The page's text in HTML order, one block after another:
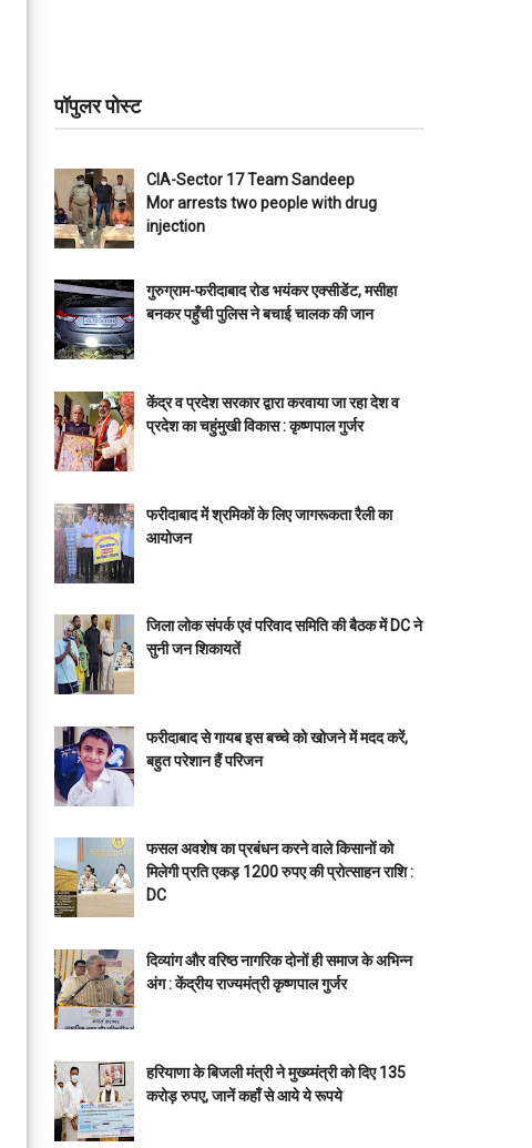
पॉपुलर पोस्ट
CIA-Sector 17 Team Sandeep
Mor arrests two people with drug
injection
गुरुग्राम-फरीदाबाद रोड भयंकर एक्सीडेंट, मसीहा
बनकर पहुँची पुलिस ने बचाई चालक की जान
केंद्र व प्रदेश सरकार द्वारा करवाया जा रहा देश व
प्रदेश का चहुंमुखी विकास : कृष्णपाल गुर्जर
फरीदाबाद में श्रमिकों के लिए जागरूकता रैली का
आयोजन
जिला लोक संपर्क एवं परिवाद समिति की बैठक में DC ने
सुनी जन शिकायतें
फरीदाबाद से गायब इस बच्चे को खोजने में मदद करें,
बहुत परेशान हैं परिजन
फसल अवशेष का प्रबंधन करने वाले किसानों को
मिलेगी प्रति एकड़ 1200 रुपए की प्रोत्साहन राशि :
DC
दिव्यांग और वरिष्ठ नागरिक दोनों ही समाज के अभिन्न
अंग : केंद्रीय राज्यमंत्री कृष्णपाल गुर्जर
हरियाणा के बिजली मंत्री ने मुख्य्मंत्री को दिए 135
करोड़ रुपए, जानें कहाँ से आये ये रूपये